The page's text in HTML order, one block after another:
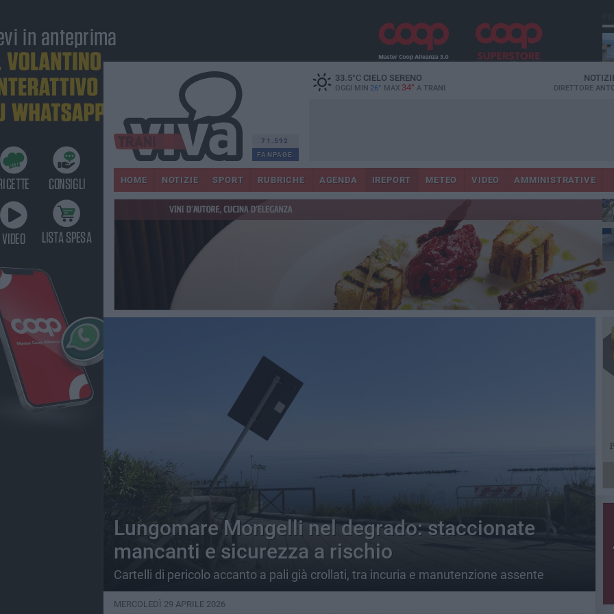
71.592
FANPAGE
33.5°CCIELO SERENO
OGGI MIN 26° MAX 34° A TRANI DIRETTORE
HOME NOTIZIE SPORT RUBRICHE AGENDA IREPORT METEO VIDEO AMMINISTRATIVE
Lungomare Mongelli nel degrado: staccionate
mancanti e sicurezza a rischio
Cartelli di pericolo accanto a pali già crollati, tra incuria e manutenzione assente
MERCOLEDÌ 29 APRILE 2026